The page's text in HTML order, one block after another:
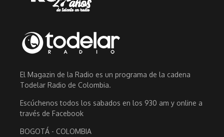
El Magazin de la Radio es un programa de la cadena
Todelar Radio de Colombia.
Escúchenos todos los sabados en los 930 am y online a
través de Facebook
BOGOTÁ - COLOMBIA